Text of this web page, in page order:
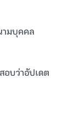
ามบุคคล
อบว่าอัปเดต